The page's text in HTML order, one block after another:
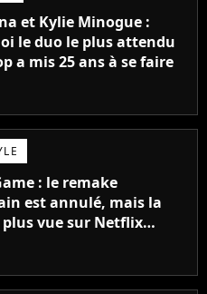
et Kylie Minogue :
le duo le plus attendu
a mis 25 ans à se faire
: le remake
est annulé, mais la
plus vue sur Netflix
avoir une version